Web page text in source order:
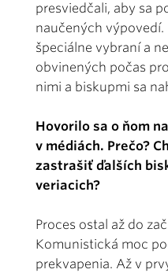
presviedčali, aby sa
naučených
špeciálne vybraní a
obvinených počas
nimi a biskupmi sa
Hovorilo sa o ňom
v médiách. Prečo?
zastrašiť ďalších
veriacich?
Proces ostal až do
Komunistická moc
prekvapenia. Až v